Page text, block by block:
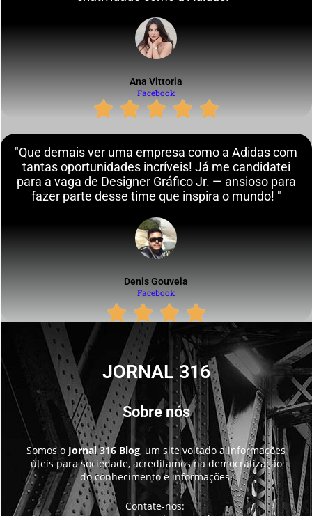
Ana Vittoria
Facebook
"Que demais ver uma empresa como a Adidas com
tantas oportunidades incríveis! Já me candidatei
para a vaga de Designer Gráfico Jr. — ansioso para
fazer parte desse time que inspira o mundo! "
Denis Gouveia
Facebook
JORNAL 316
Sobre nós
Somos o Jornal 316 Blog, um site voltado a informações
úteis para sociedade, acreditamos na democratização
do conhecimento e informações.
Contate-nos: